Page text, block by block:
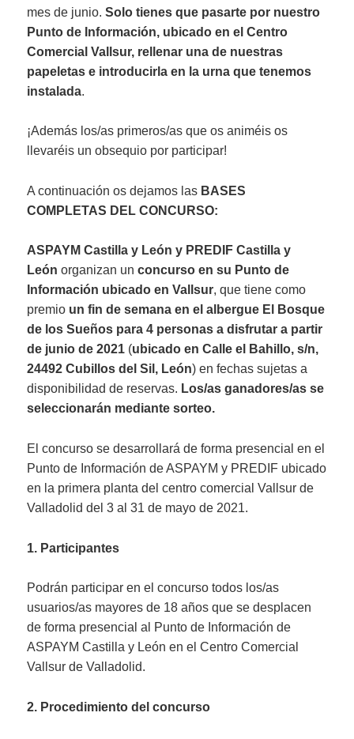
mes de junio.Solo tienes que pasarte por nuestro
Punto de Información, ubicado en el Centro
Comercial Vallsur, rellenar una de nuestras
papeletas e introducirla en la urna que tenemos
instalada.
¡Además los/as primeros/as que os animéis os
llevaréis un obsequio por participar!
A continuación os dejamos las BASES
COMPLETAS DEL CONCURSO:
ASPAYM Castilla y León y PREDIF Castilla y
Leónorganizan unconcurso en su Punto de
Información ubicado en Vallsur, que tiene como
premio un fin de semana en el albergue El Bosque
de los Sueños para 4 personas a disfrutar a partir
de junio de 2021 (ubicado en Calle el Bahillo, s/n,
24492 Cubillos del Sil, León) en fechas sujetas a
disponibilidad de reservas. Los/as ganadores/as se
seleccionarán mediante sorteo.
El concurso se desarrollará de forma presencial en el
Punto de Información de ASPAYM y PREDIF ubicado
en la primera planta del centro comercial Vallsur de
Valladolid del 3 al 31 de mayo de 2021.
1. Participantes
Podrán participar en el concurso todos los/as
usuarios/as mayores de 18 años que se desplacen
de forma presencial al Punto de Información de
ASPAYM Castilla y León en el Centro Comercial
Vallsur de Valladolid.
2. Procedimiento del concurso